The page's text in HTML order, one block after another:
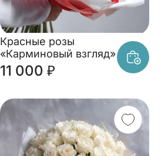
Красные розы
«Карминовый взгляд»
11 000 ₽